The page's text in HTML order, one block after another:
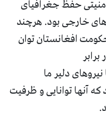
حفظ جغرافیای
خارجی بود. هرچند
افغانستان توان
دلیر ما
آنها توانایی و ظرفیت